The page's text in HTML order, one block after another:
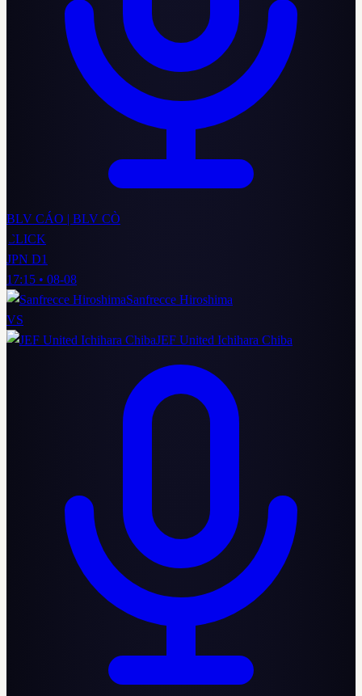
BLV CÁO | BLV CÒ
CLICK
JPN D1
17:15 • 08-08
Sanfrecce Hiroshima
VS
JEF United Ichihara Chiba